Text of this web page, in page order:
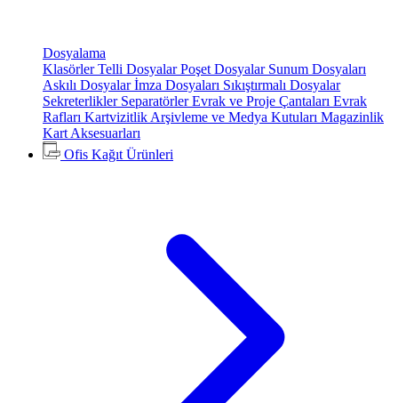
Dosyalama
KlasörlerTelli DosyalarPoşet Dosyalar Sunum Dosyaları
Askılı Dosyalarİmza Dosyaları Sıkıştırmalı Dosyalar
Sekreterlikler SeparatörlerEvrak ve Proje Çantaları Evrak
Rafları Kartvizitlik Arşivleme ve Medya Kutuları Magazinlik
Kart Aksesuarları
Ofis Kağıt Ürünleri